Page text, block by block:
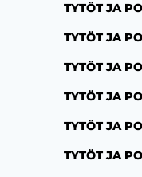
TYTÖT JA
TYTÖT JA
TYTÖT JA
TYTÖT JA
TYTÖT JA
TYTÖT JA